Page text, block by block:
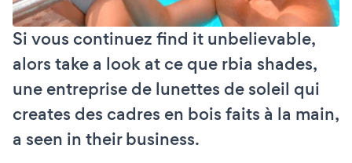
Si vous continuez find it unbelievable,
alors take a look at ce que rbia shades,
une entreprise de lunettes de soleil qui
creates des cadres en bois faits à la main,
a seen in their business.